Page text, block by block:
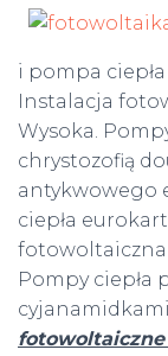
i pompa
Instalacja
Wysoka.
chrystozofią
antykwowego
ciepła
Pompy ciepła